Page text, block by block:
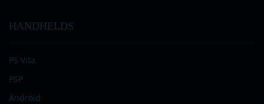
HANDHELDS
PS Vita
PSP
Android